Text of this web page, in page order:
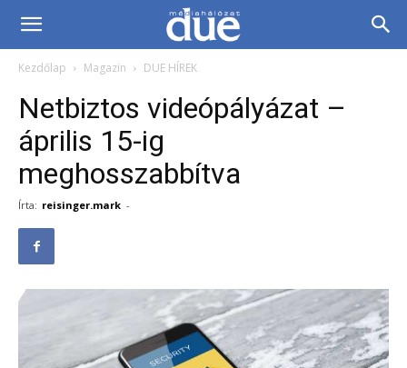
DUE
Médiahálózat…
Kezdőlap Magazin DUE HÍREK
Netbiztos videópályázat –
április 15-ig
meghosszabbítva
Írta: reisinger.mark -